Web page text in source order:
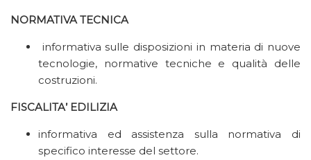
NORMATIVA TECNICA
informativa sulle disposizioni in materia di nuove
tecnologie, normative tecniche e qualità delle
costruzioni.
FISCALITA’ EDILIZIA
informativa ed assistenza sulla normativa di
specifico interesse del settore.